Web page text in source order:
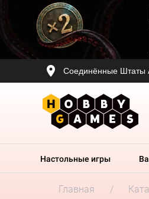
Соединённые Штаты
Настольные игры
Главная